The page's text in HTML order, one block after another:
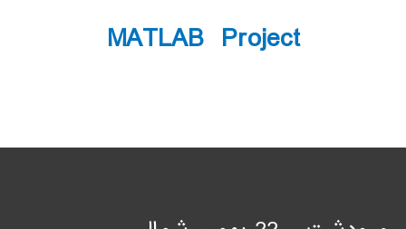
MATLAB Project